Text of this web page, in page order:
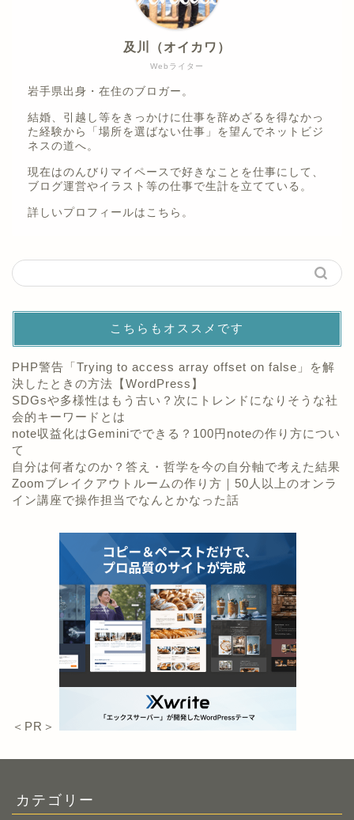
Webライター
及川（オイカワ）
岩手県出身・在住のブロガー。
結婚、引越し等をきっかけに仕事を辞めざるを得なかっ
た経験から「場所を選ばない仕事」を望んでネットビジ
ネスの道へ。
現在はのんびりマイペースで好きなことを仕事にして、
ブログ運営やイラスト等の仕事で生計を立てている。
詳しいプロフィールは こちら。
こちらもオススメです
PHP警告「Trying to access array offset on false」を解
決したときの方法【WordPress】
SDGsや多様性はもう古い？次にトレンドになりそうな社
会的キーワードとは
note収益化はGeminiでできる？100円noteの作り方につい
て
自分は何者なのか？答え・哲学を今の自分軸で考えた結果
Zoomブレイクアウトルームの作り方｜50人以上のオンラ
イン講座で操作担当でなんとかなった話
＜PR＞
カテゴリー